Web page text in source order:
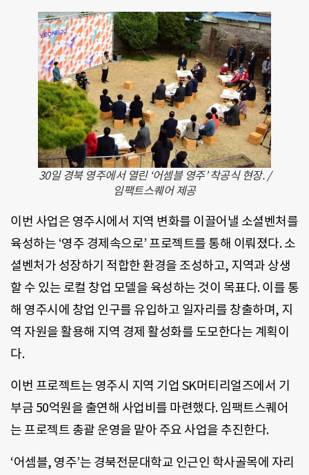
30일 경북 영주에서 열린 ‘어셈블 영주’ 착공식 현장. /
임팩트스퀘어 제공
이번 사업은 영주시에서 지역 변화를 이끌어낼 소셜벤처를
육성하는 ‘영주 경제속으로’ 프로젝트를 통해 이뤄졌다. 소
셜벤처가 성장하기 적합한 환경을 조성하고, 지역과 상생
할 수 있는 로컬 창업 모델을 육성하는 것이 목표다. 이를 통
해 영주시에 창업 인구를 유입하고 일자리를 창출하며, 지
역 자원을 활용해 지역 경제 활성화를 도모한다는 계획이
다.
이번 프로젝트는 영주시 지역 기업 SK머티리얼즈에서 기
부금 50억원을 출연해 사업비를 마련했다. 임팩트스퀘어
는 프로젝트 총괄 운영을 맡아 주요 사업을 추진한다.
‘어셈블, 영주’는 경북전문대학교 인근인 학사골목에 자리